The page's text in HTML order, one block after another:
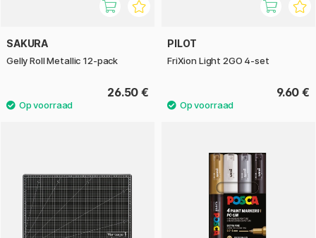
SAKURA
Gelly Roll Metallic 12-pack
26.50 €
PILOT
FriXion Light 2GO 4-set
9.60 €